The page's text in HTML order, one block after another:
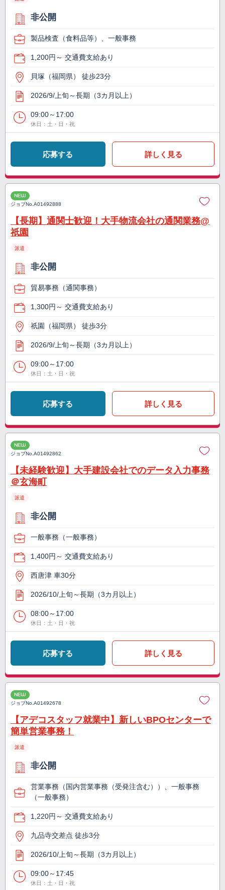
非公開
製品検査（食料品等）、一般事務
1,200円～ 交通費支給あり
貝塚（福岡県） 徒歩23分
2026/9/上旬～長期（3カ月以上）
09:00～17:00
休日：土・日・祝
応募する 詳しく見る
NEW
ジョブNo.A01492888
【長期】通関士歓迎！大手物流会社の通関業務@
祇園
派遣
非公開
貿易事務（通関事務）
1,300円～ 交通費支給あり
祇園（福岡県） 徒歩3分
2026/9/上旬～長期（3カ月以上）
09:00～17:00
休日：土・日・祝
応募する 詳しく見る
NEW
ジョブNo.A01492862
【未経験歓迎】大手建設会社でのデータ入力事務
＠玄海町
派遣
非公開
一般事務（一般事務）
1,400円～ 交通費支給あり
西唐津 車30分
2026/10/上旬～長期（3カ月以上）
08:00～17:00
休日：土・日・祝
応募する 詳しく見る
NEW
ジョブNo.A01492678
【アデコスタッフ就業中】新しいBPOセンターで
簡単営業事務！
派遣
非公開
営業事務（国内営業事務（受発注含む））、一般事務
（一般事務）
1,220円～ 交通費支給あり
九品寺交差点 徒歩3分
2026/10/上旬～長期（3カ月以上）
09:00～17:45
休日：土・日・祝